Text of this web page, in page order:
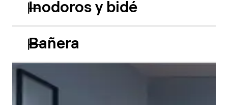
Inodoros y bidé
Bañera